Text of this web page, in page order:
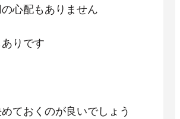
心配もありません
りです
ておくのが良いでしょう